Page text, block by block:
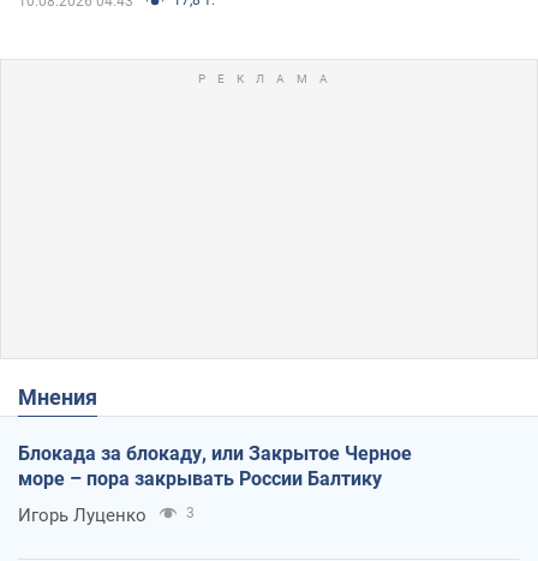
Мнения
Блокада за блокаду, или Закрытое Черное
море – пора закрывать России Балтику
Игорь Луценко 3